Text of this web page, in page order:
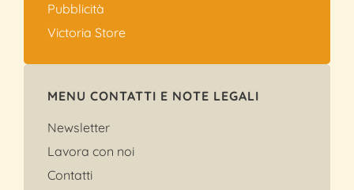
Pubblicità
Victoria Store
MENU CONTATTI E NOTE LEGALI
Newsletter
Lavora con noi
Contatti